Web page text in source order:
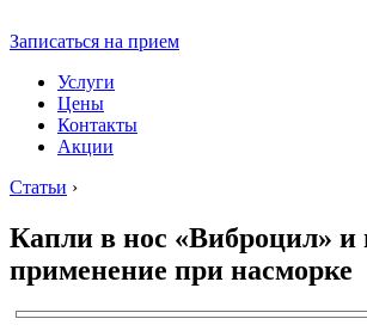
Записаться на прием
Услуги
Цены
Контакты
Акции
Статьи ›
Капли в нос «Виброцил» и
применение при насморке